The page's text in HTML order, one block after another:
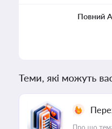
Повний
Теми, які можуть
Про що